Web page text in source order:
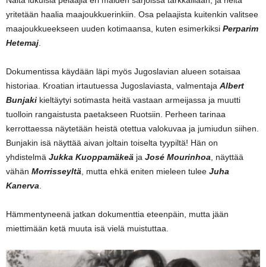
yritetään haalia maajoukkuerinkiin. Osa pelaajista kuitenkin valitsee
maajoukkueekseen uuden kotimaansa, kuten esimerkiksi Perparim
Hetemaj.
Dokumentissa käydään läpi myös Jugoslavian alueen sotaisaa
historiaa. Kroatian irtautuessa Jugoslaviasta, valmentaja Albert
Bunjaki kieltäytyi sotimasta heitä vastaan armeijassa ja muutti
tuolloin rangaistusta paetakseen Ruotsiin. Perheen tarinaa
kerrottaessa näytetään heistä otettua valokuvaa ja jumiudun siihen.
Bunjakin isä näyttää aivan joltain toiselta tyypiltä! Hän on
yhdistelmä Jukka Kuoppamäkeä ja José Mourinhoa, näyttää
vähän Morrisseyltä, mutta ehkä eniten mieleen tulee Juha
Kanerva.
Hämmentyneenä jatkan dokumenttia eteenpäin, mutta jään
miettimään ketä muuta isä vielä muistuttaa.